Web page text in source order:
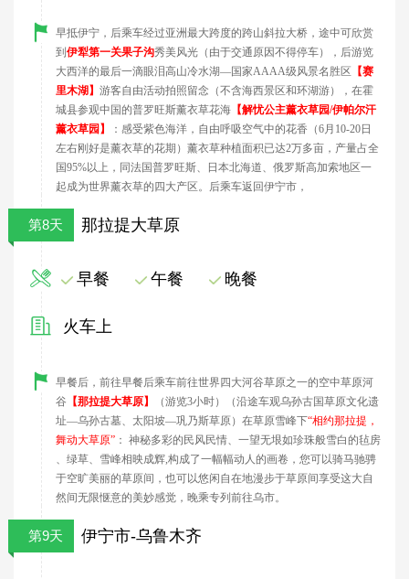
早抵伊宁，后乘车经过亚洲最大跨度的跨山斜拉大桥，途中可欣赏
到 伊犁第一关果子沟秀美风光（由于交通原因不得停车），后游览
大西洋的最后一滴眼泪高山冷水湖—国家AAAA级风景名胜区 【赛
里木湖】 游客自由活动拍照留念 （不含海西景区和环湖游）， 在霍
城县参观中国的普罗旺斯薰衣草花海 【解忧公主薰衣草园/伊帕尔汗
薰衣草园】
： 感受紫色海洋，自由呼吸空气中的花香（6月 10-20日
左右刚好是薰衣草的花期）薰衣草种植面积已达2万多亩，产量占全
国95%以上，同法国普罗旺斯、日本北海道、俄罗斯高加索地区一
起成为世界薰衣草的四大产区。后乘车返回伊宁市，
第8天 那拉提大草原
早餐 午餐 晚餐
火车上
早餐后，前往早餐后乘车前往世界四大河谷草原之一的空中草原河
谷 【那拉提大草原】 （游览3小时）（沿途车观乌孙古国草原文化遗
址—乌孙古墓、太阳坡—巩乃斯草原）在草原雪峰下“相约那拉提，
舞动大草原” ： 神秘多彩的民风民情、一望无垠如珍珠般雪白的毡房
、绿草、雪峰相映成辉 构成了一幅幅动人的画卷，您可以骑马驰骋
于空旷美丽的草原间，也可以悠闲自在地漫步于草原间享受这大自
然间无限惬意的美妙感觉 ， 晚乘专列前往乌市。
第9天 伊宁市-乌鲁木齐